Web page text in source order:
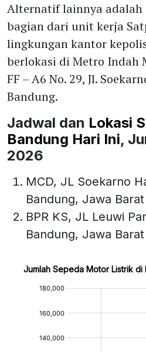
Alternatif lainnya adalah
bagian dari unit kerja
lingkungan kantor
berlokasi di Metro Indah
FF – A6 No. 29, Jl.
Bandung.
Jadwal dan Lokasi
Bandung Hari Ini,
2026
MCD, JL Soekarno
Bandung, Jawa
BPR KS, JL Leuwi
Bandung, Jawa